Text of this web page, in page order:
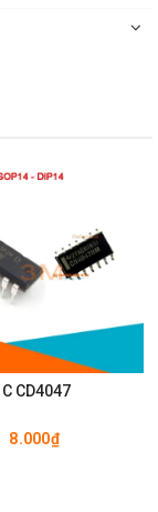
IC CD4047
8.000₫